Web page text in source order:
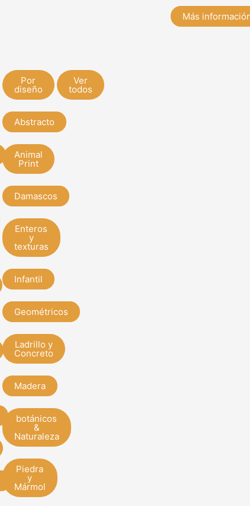
Por
diseño
Abstracto
Animal
Print
Damascos
Enteros
y
texturas
Infantil
Geométricos
Ladrillo y
Concreto
Madera
botánicos
&
Naturaleza
Piedra
y
Mármol
Ver
todos
Más